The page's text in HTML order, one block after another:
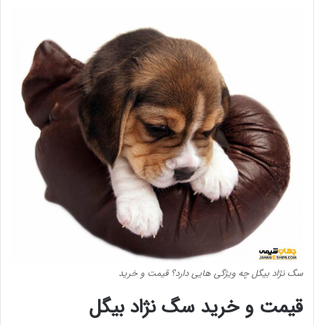
سگ نژاد بیگل چه ویژگی هایی دارد؟ قیمت و خرید
قیمت و خرید سگ نژاد بیگل